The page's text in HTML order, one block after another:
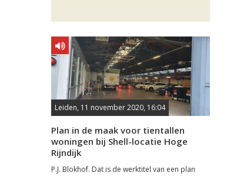
Leiden, 11 november 2020, 16:04
Plan in de maak voor tientallen
woningen bij Shell-locatie Hoge
Rijndijk
P.J. Blokhof. Dat is de werktitel van een plan